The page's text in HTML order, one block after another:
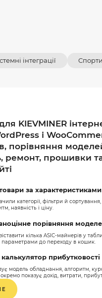
інтеграції
KIEVMINER
і
порівняння
ремонт, прошивки та
за
категорії, фільтри й
наявність і ціну.
порівняння
кілька ASIC-майнерів у
параметрами до переходу в кошик.
прибутковості
модель обладнання, алгоритм,
показує дохід, витрати,